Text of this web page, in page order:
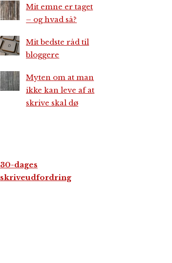
Mit emne er taget
– og hvad så?
Mit bedste råd til
bloggere
Myten om at man
ikke kan leve af at
skrive skal dø
30-dages
skriveudfordring